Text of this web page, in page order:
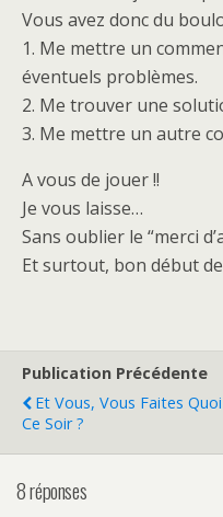
Vous avez donc du
1. Me mettre un
éventuels problèmes.
2. Me trouver une
3. Me mettre un autre
A vous de jouer !!
Je vous laisse…
Sans oublier le “merci
Et surtout, bon début
Publication Précédente
Et Vous, Vous Faites Quoi
Ce Soir ?
8 réponses